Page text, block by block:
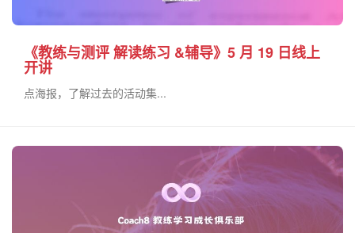
《教练与测评 解读练习 &辅导》5 月 19 日线上
开讲
点海报，了解过去的活动集...